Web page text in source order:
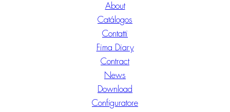
About
Catálogos
Contatti
Fima Diary
Contract
News
Download
Configuratore